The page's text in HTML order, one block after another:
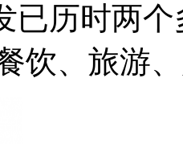
已历时两
饮、旅游